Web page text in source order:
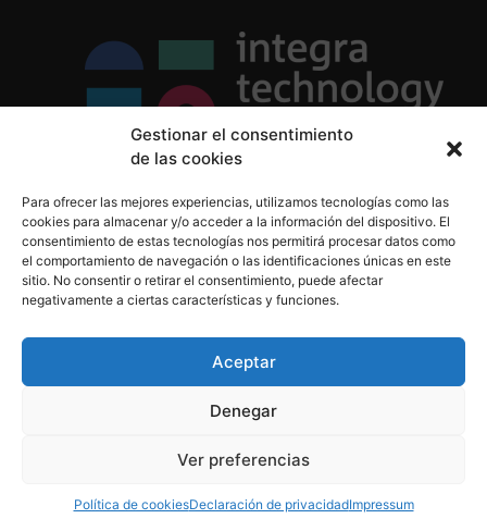
Gestionar el consentimiento
de las cookies
Para ofrecer las mejores experiencias, utilizamos tecnologías como las
cookies para almacenar y/o acceder a la información del dispositivo. El
consentimiento de estas tecnologías nos permitirá procesar datos como
el comportamiento de navegación o las identificaciones únicas en este
sitio. No consentir o retirar el consentimiento, puede afectar
negativamente a ciertas características y funciones.
Aceptar
Denegar
Ver preferencias
Política de cookiesDeclaración de privacidadImpressum
Política de Cookies
Aviso Legal
910 607 564
derechos reservados